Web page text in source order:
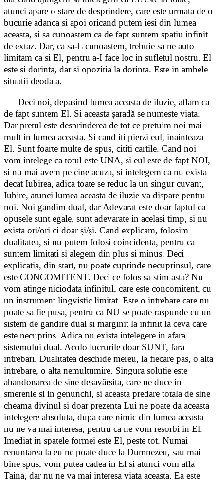
atunci apare o stare de desprindere, care este urmata de o
bucurie adanca si apoi oricand putem iesi din lumea
aceasta, si sa cunoastem ca de fapt suntem spatiu infinit
de extaz. Dar, ca sa-L cunoastem, trebuie sa ne auto
limitam ca si El, pentru a-I face loc in sufletul nostru. El
este si dorinta, dar si opozitia la dorinta. Este in ambele
situatii deodata.
Deci noi, depasind lumea aceasta de iluzie, aflam ca
de fapt suntem El. Si aceasta șaradă se numeste viata.
Dar pretul este desprinderea de tot ce pretuim noi mai
mult in lumea aceasta. Si cand iti pierzi eul, inainteaza
El. Sunt foarte multe de spus, cititi cartile. Cand noi
vom intelege ca totul este UNA, si eul este de fapt NOI,
si nu mai avem pe cine acuza, si intelegem ca nu exista
decat Iubirea, adica toate se reduc la un singur cuvant,
Iubire, atunci lumea aceasta de iluzie va dispare pentru
noi. Noi gandim dual, dar Adevarat este doar faptul ca
opusele sunt egale, sunt adevarate in acelasi timp, si nu
exista ori/ori ci doar și/și. Cand explicam, folosim
dualitatea, si nu putem folosi coincidenta, pentru ca
suntem limitati si alegem din plus si minus. Deci
explicatia, din start, nu poate cuprinde necuprinsul, care
este CONCOMITENT. Deci ce folos sa stim asta? Nu
vom atinge niciodata infinitul, care este concomitent, cu
un instrument lingvistic limitat. Este o intrebare care nu
poate sa fie pusa, pentru ca NU se poate raspunde cu un
sistem de gandire dual si marginit la infinit la ceva care
este necuprins. Adica nu exista intelegere in afara
sistemului dual. Acolo lucrurile doar SUNT, fara
intrebari. Dualitatea deschide mereu, la fiecare pas, o alta
intrebare, o alta nemultumire. Singura solutie este
abandonarea de sine desavârsita, care ne duce in
smerenie si in genunchi, si aceasta predare totala de sine
cheama divinul si doar prezenta Lui ne poate da aceasta
intelegere absoluta, dupa care nimic din lumea aceasta
nu ne va mai interesa, pentru ca ne vom resorbi in El.
Imediat in spatele formei este El, peste tot. Numai
renuntarea la eu ne poate duce la Dumnezeu, sau mai
bine spus, vom putea cadea in El si atunci vom afla
Taina, dar nu ne va mai interesa viata aceasta. Ea este